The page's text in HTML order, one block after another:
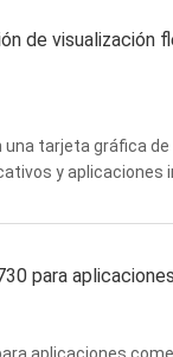
de visualización
tarjeta gráfica
y aplicaciones
para